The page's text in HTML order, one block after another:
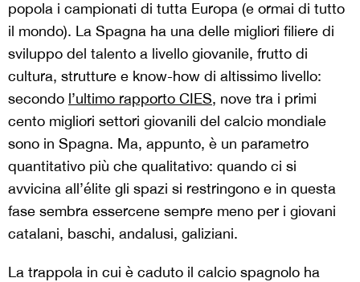
popola i campionati di tutta Europa (e ormai di tutto
il mondo). La Spagna ha una delle migliori filiere di
sviluppo del talento a livello giovanile, frutto di
cultura, strutture e know-how di altissimo livello:
secondo l’ultimo rapporto CIES, nove tra i primi
cento migliori settori giovanili del calcio mondiale
sono in Spagna. Ma, appunto, è un parametro
quantitativo più che qualitativo: quando ci si
avvicina all’élite gli spazi si restringono e in questa
fase sembra essercene sempre meno per i giovani
catalani, baschi, andalusi, galiziani.
La trappola in cui è caduto il calcio spagnolo ha